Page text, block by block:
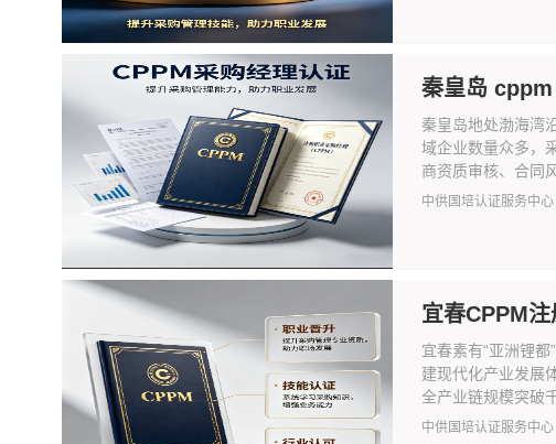
秦皇岛
秦皇岛地处渤海湾
域企业数量众多，
商资质审核、合同
中供国培认证服务中心
宜春CPPM
宜春素有“亚洲锂
建现代化产业发展
全产业链规模突破
中供国培认证服务中心